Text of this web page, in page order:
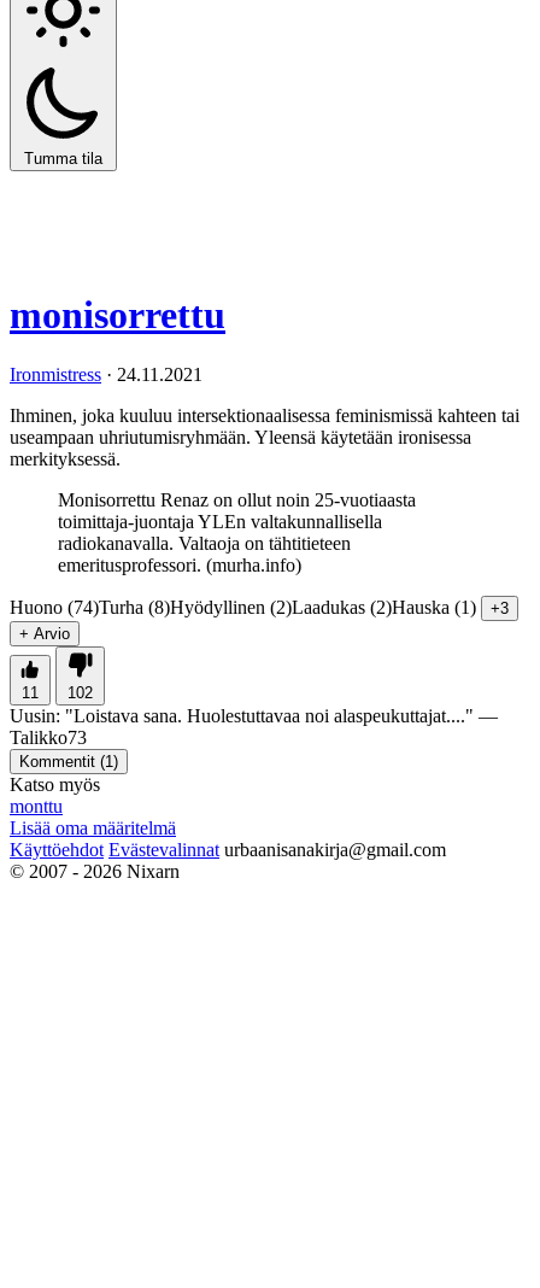
Tumma tila
monisorrettu
Ironmistress · 24.11.2021
Ihminen, joka kuuluu intersektionaalisessa feminismissä kahteen tai
useampaan uhriutumisryhmään. Yleensä käytetään ironisessa
merkityksessä.
Monisorrettu Renaz on ollut noin 25-vuotiaasta
toimittaja-juontaja YLEn valtakunnallisella
radiokanavalla. Valtaoja on tähtitieteen
emeritusprofessori. (murha.info)
Huono (74)Turha (8)Hyödyllinen (2)Laadukas (2)Hauska (1)
+3
+ Arvio
11 102
Uusin: "Loistava sana. Huolestuttavaa noi alaspeukuttajat...." —
Talikko73
Kommentit (1 )
Katso myös
monttu
Lisää oma määritelmä
Käyttöehdot Evästevalinnat urbaanisanakirja@gmail.com
© 2007 - 2026 Nixarn